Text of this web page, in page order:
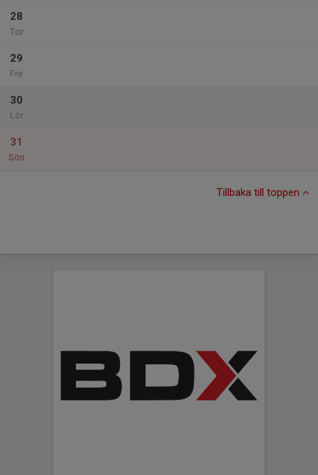
28
Tor
29
Fre
30
Lör
31
Sön
Tillbaka till toppen